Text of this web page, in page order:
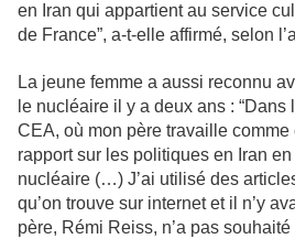
en Iran qui appartient au service
de France”, a-t-elle affirmé, selon
La jeune femme a aussi reconnu
le nucléaire il y a deux ans : “Dans
CEA, où mon père travaille comme
rapport sur les politiques en Iran
nucléaire (…) J’ai utilisé des
qu’on trouve sur internet et il n’y
père, Rémi Reiss, n’a pas